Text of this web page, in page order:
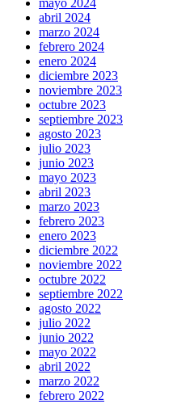
mayo 2024
abril 2024
marzo 2024
febrero 2024
enero 2024
diciembre 2023
noviembre 2023
octubre 2023
septiembre 2023
agosto 2023
julio 2023
junio 2023
mayo 2023
abril 2023
marzo 2023
febrero 2023
enero 2023
diciembre 2022
noviembre 2022
octubre 2022
septiembre 2022
agosto 2022
julio 2022
junio 2022
mayo 2022
abril 2022
marzo 2022
febrero 2022